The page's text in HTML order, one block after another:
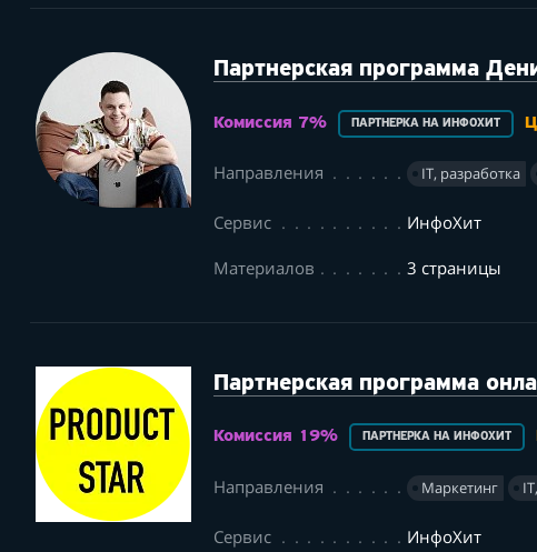
Партнерская программа
Комиссия 7% ПАРТНЕРКА НА ИНФОХИТ
Направления IT, разработка
Сервис ИнфоХит
Материалов 3 страницы
Партнерская программа
Комиссия 19% ПАРТНЕРКА НА ИНФОХИТ
Направления Маркетинг
Сервис ИнфоХит